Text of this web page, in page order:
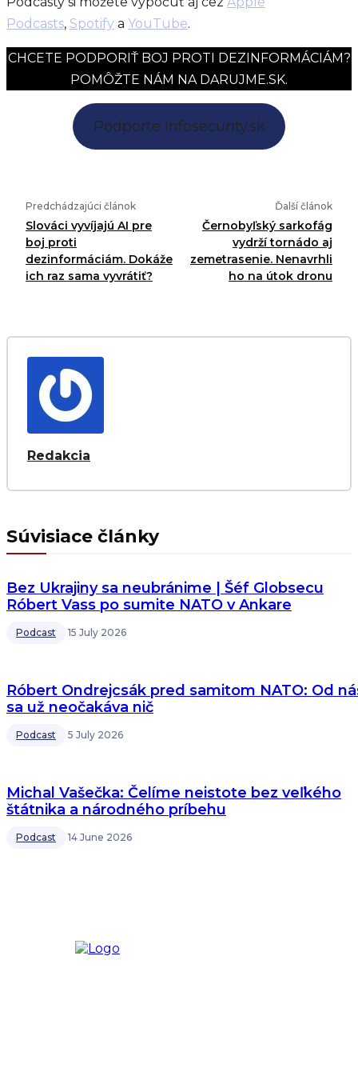
Podcasts, Spotify a YouTube.
CHCETE PODPORIŤ BOJ PROTI DEZINFORMÁCIÁM?
POMÔŽTE NÁM NA DARUJME.SK.
Podporte Infosecurity.sk
Predchádzajúci článok
Slováci vyvíjajú AI pre
boj proti
dezinformáciám. Dokáže
ich raz sama vyvrátiť?
Ďalší článok
Černobyľský sarkofág
vydrží tornádo aj
zemetrasenie. Nenavrhli
ho na útok dronu
Redakcia
Súvisiace články
Bez Ukrajiny sa neubránime | Šéf Globsecu
Róbert Vass po sumite NATO v Ankare
Podcast 15 July 2026
Róbert Ondrejcsák pred samitom NATO: Od
sa už neočakáva nič
Podcast 5 July 2026
Michal Vašečka: Čelíme neistote bez veľkého
štátnika a národného príbehu
Podcast 14 June 2026